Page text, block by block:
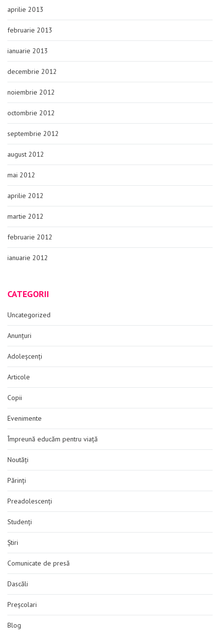
aprilie 2013
februarie 2013
ianuarie 2013
decembrie 2012
noiembrie 2012
octombrie 2012
septembrie 2012
august 2012
mai 2012
aprilie 2012
martie 2012
februarie 2012
ianuarie 2012
CATEGORII
Uncategorized
Anunțuri
Adoleșcenți
Articole
Copii
Evenimente
Împreună educăm pentru viață
Noutăți
Părinți
Preadolescenți
Studenți
Știri
Comunicate de presă
Dascăli
Preșcolari
Blog